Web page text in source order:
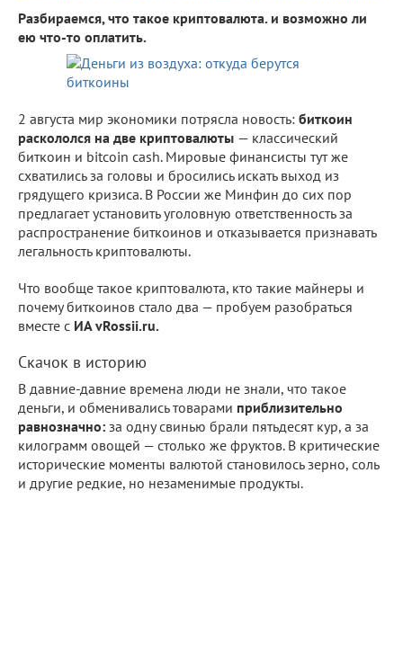
Разбираемся, что такое криптовалюта. и возможно ли
ею что-то оплатить.
2 августа мир экономики потрясла новость: биткоин
раскололся на две криптовалюты — классический
биткоин и bitcoin cash. Мировые финансисты тут же
схватились за головы и бросились искать выход из
грядущего кризиса. В России же Минфин до сих пор
предлагает установить уголовную ответственность за
распространение биткоинов и отказывается признавать
легальность криптовалюты.
Что вообще такое криптовалюта, кто такие майнеры и
почему биткоинов стало два — пробуем разобраться
вместе с ИА vRossii.ru.
Скачок в историю
В давние-давние времена люди не знали, что такое
деньги, и обменивались товарами приблизительно
равнозначно: за одну свинью брали пятьдесят кур, а за
килограмм овощей — столько же фруктов. В критические
исторические моменты валютой становилось зерно, соль
и другие редкие, но незаменимые продукты.